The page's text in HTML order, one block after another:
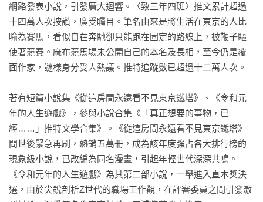
從小讀書考試追求唯一的標準答案，一路追求亮眼名次、一流
學校、有用人脈，最後只為追求一份「好工作」──人人不都是
相信這一套遊戲規則嗎？
出身菁英大學的他卻宣稱：
絕不加班。
他是真的不願錯付多餘的努力？還是自有一套突破系統的處世
邏輯？
面對社長發布給全公司的電梯難題，為什麼他還是費心解決拿
下社內年度MVP？
是否，他心中還有一把火，燃燒著一個未竟的夢想？
網路發表小說，引發廣大迴響。〈致三年四班〉推文累計超過
十四萬人次按讚，廣受矚目。筆名由來是將生活在東京的人比
喻為賽馬，看似自在奔馳卻只能跑在固定的路線上，被鞭子驅
使著競賽。麻布競馬場未公開自己的本名及長相，至今仍是覆
面作家，謎樣身分受人熱議。推特追蹤數已超過十二萬人次。
著有短篇小說集《從這房間永遠看不見東京鐵塔》、《令和元
年的人生遊戲》，參與小說合集《「真正想要的事物，已
經……」推特文學合集》。《從這房間永遠看不見東京鐵塔》
問世後緊急再刷，熱銷五萬冊，成為該年度強占各大排行榜的
現象級小說，已改編為同名漫畫，引起年輕世代深深共鳴。
《令和元年的人生遊戲》為其第二部小說，一舉進入直木獎決
選，由於尖銳剖析Z世代的職場工作觀，在評審委員之間引發激